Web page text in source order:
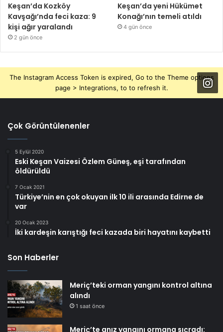
Keşan’da Kozköy
Kavşağı’nda feci kaza: 9
kişi ağır yaralandı
2 gün önce
Keşan’da yeni Hükümet
Konağı’nın temeli atıldı
4 gün önce
The Instagram Access Token is expired, Go to the Theme options
page > Integrations, to to refresh it.
Çok Görüntülenenler
5 Eylül 2020
Eski Keşan Vaizesi Özlem Güneş, eşi tarafından
öldürüldü
7 Ocak 2021
Türkiye’nin en çok okuyan ilk 10 ili arasında Edirne de
var
20 Ocak 2023
İki kardeşin karıştığı feci kazada biri hayatını kaybetti
Son Haberler
Meriç’teki orman yangını kontrol altına
alındı
1 saat önce
Meriç’te anız yangını ormana sıçradı: